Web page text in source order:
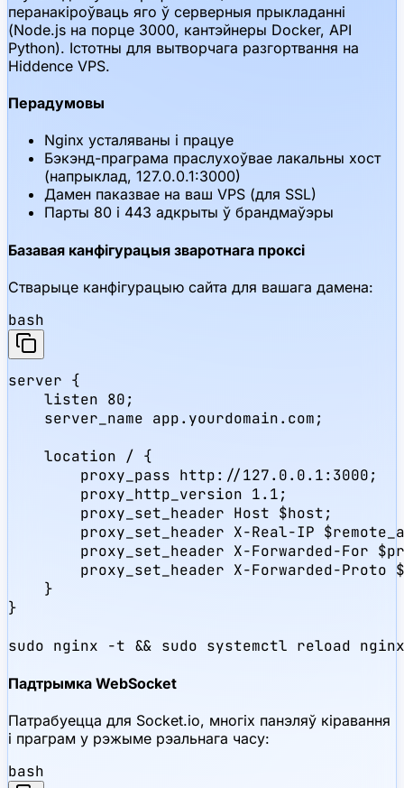
перанакіроўваць яго ў серверныя прыкладанні
(Node.js на порце 3000, кантэйнеры Docker, API
Python). Істотны для вытворчага разгортвання на
Hiddence VPS.
Перадумовы
Nginx усталяваны і працуе
Бэкэнд-праграма праслухоўвае лакальны хост
(напрыклад, 127.0.0.1:3000)
Дамен паказвае на ваш VPS (для SSL)
Парты 80 і 443 адкрыты ў брандмаўэры
Базавая канфігурацыя зваротнага проксі
Стварыце канфігурацыю сайта для вашага дамена:
bash
server {
    listen 80;
    server_name app.yourdomain.com;
    location / {
        proxy_pass http://127.0.0.1:3000;
        proxy_http_version 1.1;
        proxy_set_header Host $host;
proxy_set_header X-Real-IP
proxy_set_header X-Forwarded-For
proxy_set_header X-Forwarded-Proto
    }
}
sudo nginx -t && sudo systemctl reload nginx
Падтрымка WebSocket
Патрабуецца для Socket.io, многіх панэляў кіравання
і праграм у рэжыме рэальнага часу:
bash